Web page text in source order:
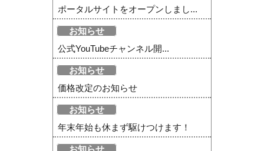
ポータルサイトをオープンしまし...
お知らせ
公式YouTubeチャンネル開...
お知らせ
価格改定のお知らせ
お知らせ
年末年始も休まず駆けつけます！
お知らせ